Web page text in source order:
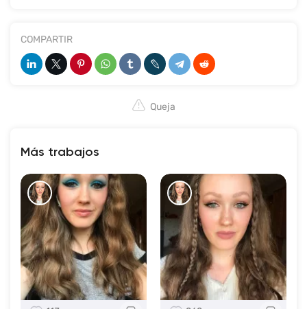
COMPARTIR
Queja
Más trabajos